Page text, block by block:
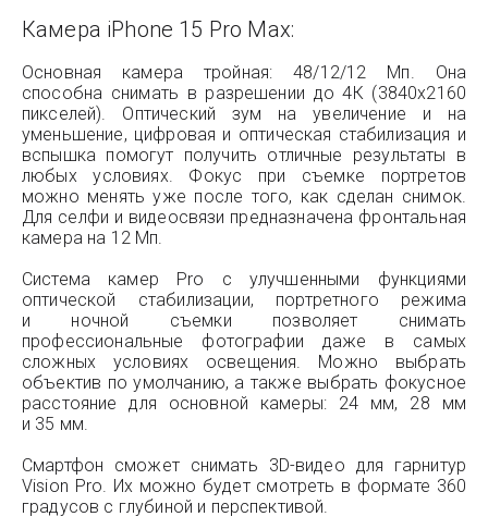
Камера iPhone 15 Pro Max:
Основная камера тройная: 48/12/12 Мп. Она
способна снимать в разрешении до 4К (3840x2160
пикселей). Оптический зум на увеличение и на
уменьшение, цифровая и оптическая стабилизация и
вспышка помогут получить отличные результаты в
любых условиях. Фокус при съемке портретов
можно менять уже после того, как сделан снимок.
Для селфи и видеосвязи предназначена фронтальная
камера на 12 Мп.
Система камер Pro с улучшенными функциями
оптической стабилизации, портретного режима
и ночной съемки позволяет снимать
профессиональные фотографии даже в самых
сложных условиях освещения. Можно выбрать
объектив по умолчанию, а также выбрать фокусное
расстояние для основной камеры: 24 мм, 28 мм
и 35 мм.
Смартфон сможет снимать 3D-видео для гарнитур
Vision Pro. Их можно будет смотреть в формате 360
градусов с глубиной и перспективой.